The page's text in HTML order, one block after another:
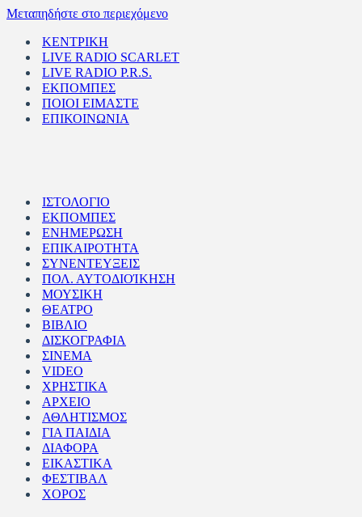
Μεταπηδήστε στο περιεχόμενο
ΚΕΝΤΡΙΚΗ
LIVE RADIO SCARLET
LIVE RADIO P.R.S.
ΕΚΠΟΜΠΕΣ
ΠΟΙΟΙ ΕΙΜΑΣΤΕ
ΕΠΙΚΟΙΝΩΝΙΑ
ΙΣΤΟΛΟΓΙΟ
ΕΚΠΟΜΠΕΣ
ΕΝΗΜΕΡΩΣΗ
ΕΠΙΚΑΙΡΟΤΗΤΑ
ΣΥΝΕΝΤΕΥΞΕΙΣ
ΠΟΛ. ΑΥΤΟΔΙΟΊΚΗΣΗ
ΜΟΥΣΙΚΗ
ΘΕΑΤΡΟ
ΒΙΒΛΙΟ
ΔΙΣΚΟΓΡΑΦΙΑ
ΣΙΝΕΜΑ
VIDEO
ΧΡΗΣΤΙΚΑ
ΑΡΧΕΙΟ
ΑΘΛΗΤΙΣΜΟΣ
ΓΙΑ ΠΑΙΔΙΑ
ΔΙΑΦΟΡΑ
ΕΙΚΑΣΤΙΚΑ
ΦΕΣΤΙΒΑΛ
ΧΟΡΟΣ